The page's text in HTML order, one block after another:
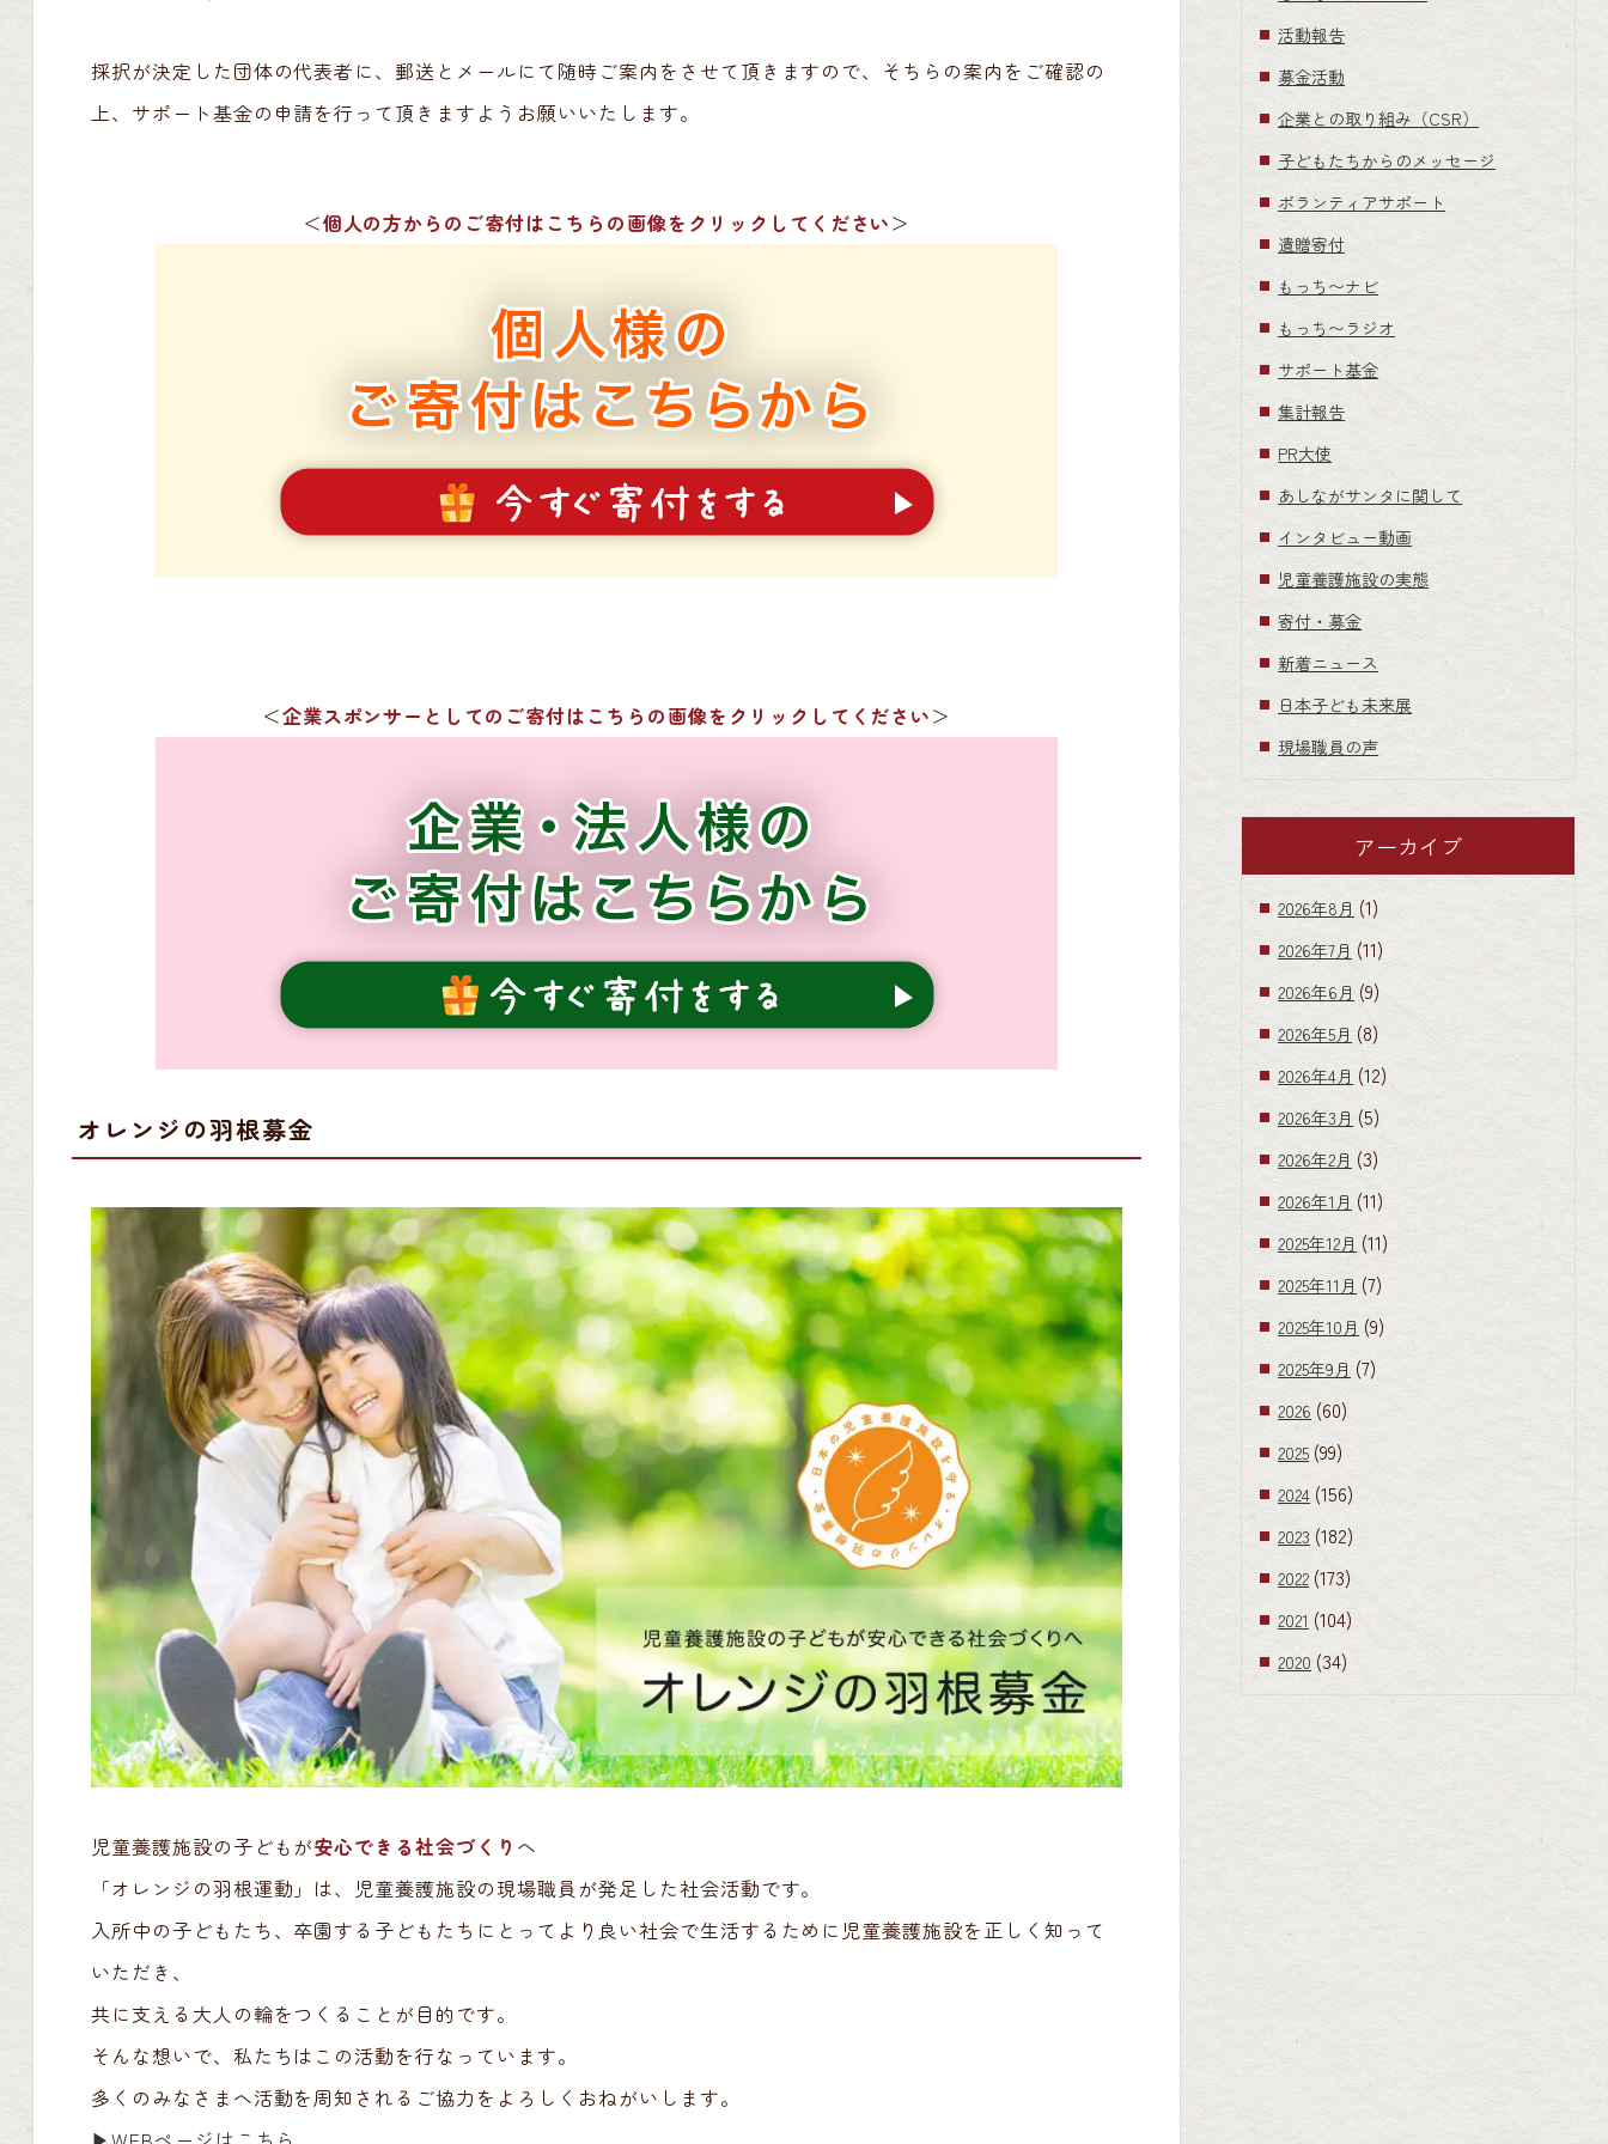
採択が決定した団体の代表者に、郵送とメールにて随時ご案内をさせて頂きますので、そちらの案内をご確認の
上、サポート基金の申請を行って頂きますようお願いいたします。
＜個人の方からのご寄付はこちらの画像をクリックしてください＞
＜企業スポンサーとしてのご寄付はこちらの画像をクリックしてください＞
オレンジの羽根募金
児童養護施設の子どもが安心できる社会づくり へ
「オレンジの羽根運動」は、児童養護施設の現場職員が発足した社会活動です。
入所中の子どもたち、卒園する子どもたちにとってより良い社会で生活するために児童養護施設を正しく知って
いただき、
共に支える大人の輪をつくることが目的です。
そんな想いで、私たちはこの活動を行なっています。
多くのみなさまへ活動を周知されるご協力をよろしくおねがいします。
活動報告
募金活動
企業との取り組み（CSR）
子どもたちからのメッセージ
ボランティアサポート
遺贈寄付
もっち〜ナビ
もっち〜ラジオ
サポート基金
集計報告
PR大使
あしながサンタに関して
インタビュー動画
児童養護施設の実態
寄付・募金
新着ニュース
日本子ども未来展
現場職員の声
アーカイブ
2026年8月 (1)
2026年7月 (11)
2026年6月 (9)
2026年5月 (8)
2026年4月 (12)
2026年3月 (5)
2026年2月 (3)
2026年1月 (11)
2025年12月 (11)
2025年11月 (7)
2025年10月 (9)
2025年9月 (7)
2026 (60)
2025 (99)
2024 (156)
2023 (182)
2022 (173)
2021 (104)
2020 (34)